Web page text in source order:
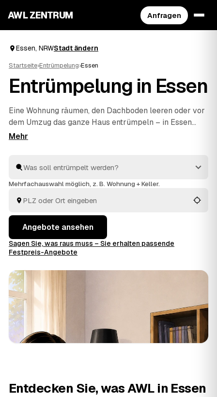
AWL ZENTRUM Anfragen
Essen, NRWStadt ändern
Startseite›Entrümpelung›Essen
Entrümpelung in Essen
Eine Wohnung räumen, den Dachboden leeren oder vor
dem Umzug das ganze Haus entrümpeln – in Essen
müssen Sie sich dafür nicht selbst auf die Suche nach
geprüften Anbietern aus der Umgebung. Egal ob kleiner
Auftrag oder kompletteHaushaltsauflösung
entsorgt.
Mehrfachauswahl möglich, z. B. Wohnung + Keller.
Angebote ansehen
Sagen Sie, was raus muss – Sie erhalten passende
Festpreis-Angebote
Entdecken Sie, was AWL in Essen